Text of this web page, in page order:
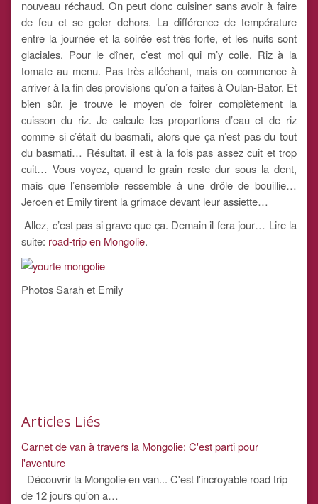
nouveau réchaud. On peut donc cuisiner sans avoir à faire
de feu et se geler dehors. La différence de température
entre la journée et la soirée est très forte, et les nuits sont
glaciales. Pour le dîner, c’est moi qui m’y colle. Riz à la
tomate au menu. Pas très alléchant, mais on commence à
arriver à la fin des provisions qu’on a faites à Oulan-Bator. Et
bien sûr, je trouve le moyen de foirer complètement la
cuisson du riz. Je calcule les proportions d’eau et de riz
comme si c’était du basmati, alors que ça n’est pas du tout
du basmati… Résultat, il est à la fois pas assez cuit et trop
cuit… Vous voyez, quand le grain reste dur sous la dent,
mais que l’ensemble ressemble à une drôle de bouillie…
Jeroen et Emily tirent la grimace devant leur assiette…
Allez, c’est pas si grave que ça. Demain il fera jour… Lire la
suite: road-trip en Mongolie.
Photos Sarah et Emily
Articles Liés
Carnet de van à travers la Mongolie: C'est parti pour
l'aventure
Découvrir la Mongolie en van... C'est l'incroyable road trip
de 12 jours qu'on a…